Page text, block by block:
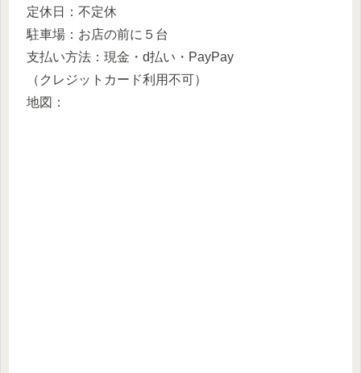
定休日：不定休
駐車場：お店の前に５台
支払い方法：現金・d払い・PayPay
（クレジットカード利用不可）
地図：